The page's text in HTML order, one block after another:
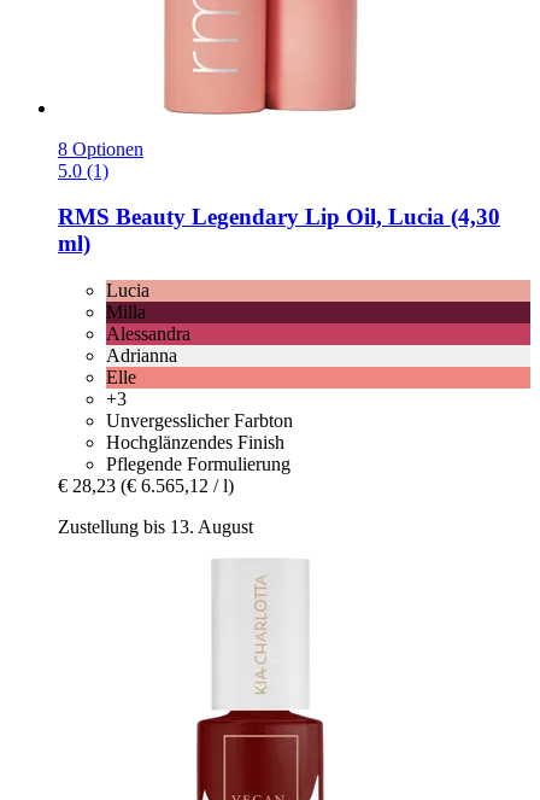
8 Optionen
5.0 (1)
RMS Beauty Legendary Lip Oil, Lucia (4,30
ml)
Lucia
Milla
Alessandra
Adrianna
Elle
+3
Unvergesslicher Farbton
Hochglänzendes Finish
Pflegende Formulierung
€ 28,23 (€ 6.565,12 / l)
Zustellung bis 13. August